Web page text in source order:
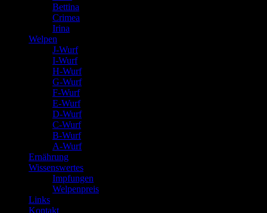
Bettina
Crimea
Irina
Welpen
J-Wurf
I-Wurf
H-Wurf
G-Wurf
F-Wurf
E-Wurf
D-Wurf
C-Wurf
B-Wurf
A-Wurf
Ernährung
Wissenswertes
Impfungen
Welpenpreis
Links
Kontakt